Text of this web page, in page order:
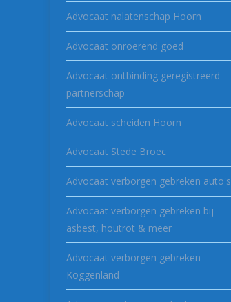
Advocaat nalatenschap Hoorn
Advocaat onroerend goed
Advocaat ontbinding geregistreerd
partnerschap
Advocaat scheiden Hoorn
Advocaat Stede Broec
Advocaat verborgen gebreken auto's
Advocaat verborgen gebreken bij
asbest, houtrot & meer
Advocaat verborgen gebreken
Koggenland